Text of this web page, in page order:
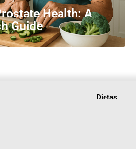
Health: A
Guide
Dietas